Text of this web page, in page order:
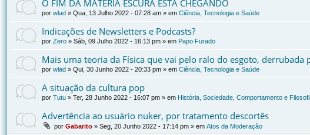
O FIM DA MATÉRIA ESCURA ESTÁ CHEGANDO
por wlad » Qua, 13 Julho 2022 - 07:28 am » em Ciência, Tecnologia e Saúde
Indicações de Newsletters e Podcasts?
por Zero » Sáb, 09 Julho 2022 - 16:13 pm » em Papo Furado
Mais uma teoria da Física que vai pelo ralo do esgoto, derrubada
por wlad » Qui, 30 Junho 2022 - 20:33 pm » em Ciência, Tecnologia e Saúde
A situação da cultura pop
por Tutu » Ter, 28 Junho 2022 - 16:07 pm » em História, Sociedade, Comportamento e
Advertência ao usuário nuker, por tratamento descortês
por Gabarito » Seg, 20 Junho 2022 - 17:14 pm » em Atos da Moderação